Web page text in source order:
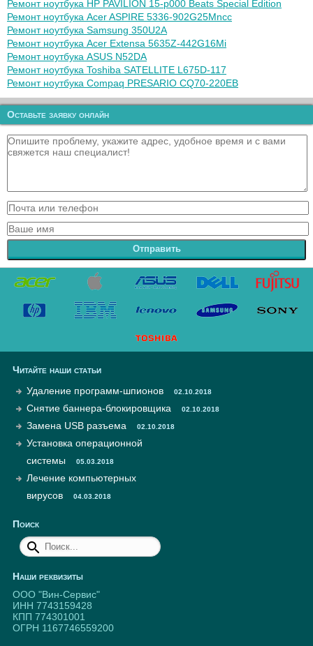
Ремонт ноутбука HP PAVILION 15-p000 Beats Special Edition
Ремонт ноутбука Acer ASPIRE 5336-902G25Mncc
Ремонт ноутбука Samsung 350U2A
Ремонт ноутбука Acer Extensa 5635Z-442G16Mi
Ремонт ноутбука ASUS N52DA
Ремонт ноутбука Toshiba SATELLITE L675D-117
Ремонт ноутбука Compaq PRESARIO CQ70-220EB
Оставьте заявку онлайн
Отправить
Читайте наши статьи
Удаление программ-шпионов
02.10.2018
Снятие баннера-блокировщика 02.10.2018
Замена USB разъема 02.10.2018
Установка операционной
системы
05.03.2018
Лечение компьютерных
вирусов
04.03.2018
Поиск
Наши реквизиты
ООО "Вин-Сервис"
ИНН 7743159428
КПП 774301001
ОГРН 1167746559200